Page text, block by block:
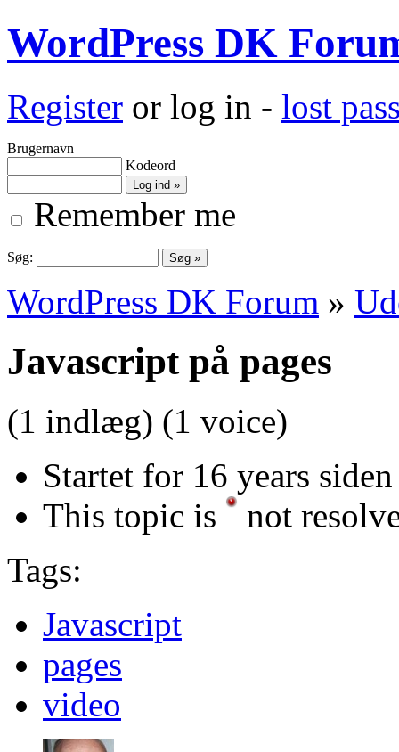
WordPress DK
Register or log in - lost
Brugernavn
Kodeord
Remember me
Søg:
WordPress DK Forum »
Javascript på pages
(1 indlæg) (1 voice)
Startet for 16 years
This topic is
not
Tags:
Javascript
pages
video